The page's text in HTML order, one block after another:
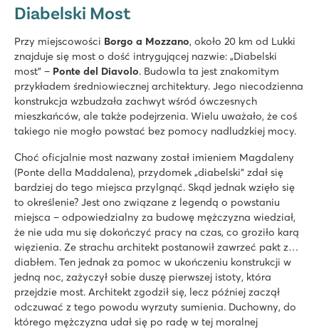
Diabelski Most
Przy miejscowości Borgo a Mozzano, około 20 km od Lukki
znajduje się most o dość intrygującej nazwie: „Diabelski
most” – Ponte del Diavolo. Budowla ta jest znakomitym
przykładem średniowiecznej architektury. Jego niecodzienna
konstrukcja wzbudzała zachwyt wśród ówczesnych
mieszkańców, ale także podejrzenia. Wielu uważało, że coś
takiego nie mogło powstać bez pomocy nadludzkiej mocy.
Choć oficjalnie most nazwany został imieniem Magdaleny
(Ponte della Maddalena), przydomek „diabelski” zdał się
bardziej do tego miejsca przylgnąć. Skąd jednak wzięło się
to określenie? Jest ono związane z legendą o powstaniu
miejsca – odpowiedzialny za budowę mężczyzna wiedział,
że nie uda mu się dokończyć pracy na czas, co groziło karą
więzienia. Ze strachu architekt postanowił zawrzeć pakt z…
diabłem. Ten jednak za pomoc w ukończeniu konstrukcji w
jedną noc, zażyczył sobie duszę pierwszej istoty, która
przejdzie most. Architekt zgodził się, lecz później zaczął
odczuwać z tego powodu wyrzuty sumienia. Duchowny, do
którego mężczyzna udał się po radę w tej moralnej